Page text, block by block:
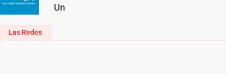
Un
Las Redes